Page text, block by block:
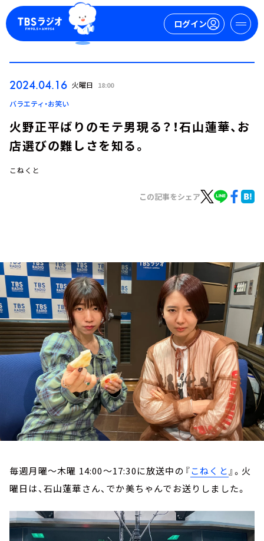
ログイン
ログイン
お知らせ
イベント・グッズ
YouTube
会社情報
2024.04.16 火曜日 18:00
バラエティ・お笑い
火野正平ばりのモテ男現る？！石山蓮華、お
店選びの難しさを知る。
こねくと
この記事をシェア
毎週月曜～木曜 14:00～17:30に放送中の『こねくと』。火
曜日は、石山蓮華さん、でか美ちゃんでお送りしました。